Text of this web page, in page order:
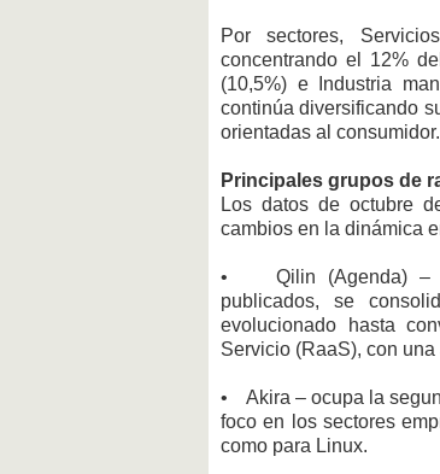
Por sectores,
concentrando el 12%
(10,5%) e Industria
continúa diversificando
orientadas al consumidor.
Principales grupos de
Los datos de octubre
cambios en la dinámica
• Qilin (Agenda) –
publicados, se
evolucionado hasta
Servicio (RaaS), con
• Akira – ocupa la
foco en los sectores
como para Linux.